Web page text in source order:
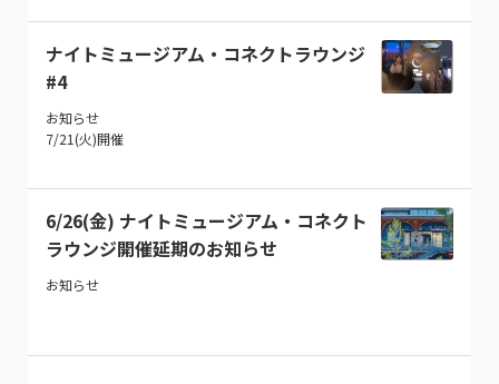
ナイトミュージアム・コネクトラウンジ
#4
お知らせ
7/21(火)開催
6/26(金) ナイトミュージアム・コネクト
ラウンジ開催延期のお知らせ
お知らせ